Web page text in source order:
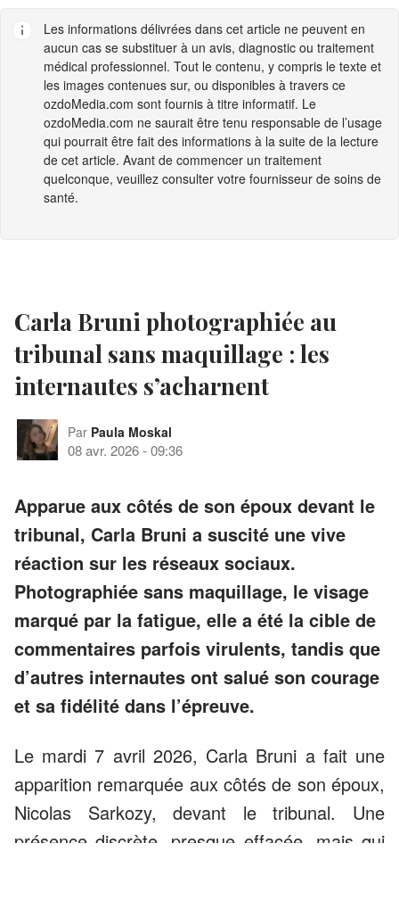
Les informations délivrées dans cet article ne peuvent en
aucun cas se substituer à un avis, diagnostic ou traitement
médical professionnel. Tout le contenu, y compris le texte et
les images contenues sur, ou disponibles à travers ce
ozdoMedia.com sont fournis à titre informatif. Le
ozdoMedia.com ne saurait être tenu responsable de l’usage
qui pourrait être fait des informations à la suite de la lecture
de cet article. Avant de commencer un traitement
quelconque, veuillez consulter votre fournisseur de soins de
santé.
Carla Bruni photographiée au
tribunal sans maquillage : les
internautes s’acharnent
Par Paula Moskal
08 avr. 2026-09:36
Apparue aux côtés de son époux devant le
tribunal, Carla Bruni a suscité une vive
réaction sur les réseaux sociaux.
Photographiée sans maquillage, le visage
marqué par la fatigue, elle a été la cible de
commentaires parfois virulents, tandis que
d’autres internautes ont salué son courage
et sa fidélité dans l’épreuve.
Le mardi 7 avril 2026, Carla Bruni a fait une
apparition remarquée aux côtés de son époux,
Nicolas Sarkozy, devant le tribunal. Une
présence discrète, presque effacée, mais qui